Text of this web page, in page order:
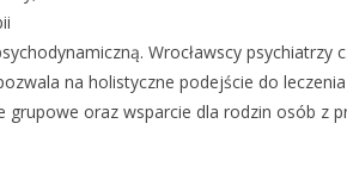
Wrocławscy psychiatrzy
na holistyczne podejście do
oraz wsparcie dla rodzin osób z